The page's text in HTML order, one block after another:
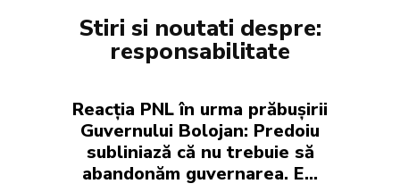
Stiri si noutati despre:
responsabilitate
Reacția PNL în urma prăbușirii
Guvernului Bolojan: Predoiu
subliniază că nu trebuie să
abandonăm guvernarea. E…